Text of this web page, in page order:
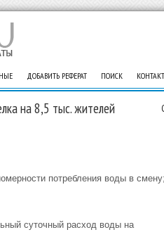
ДОБАВИТЬ РЕФЕРАТ ПОИСК
на 8,5 тыс. жителей
потребления воды в
суточный расход воды на